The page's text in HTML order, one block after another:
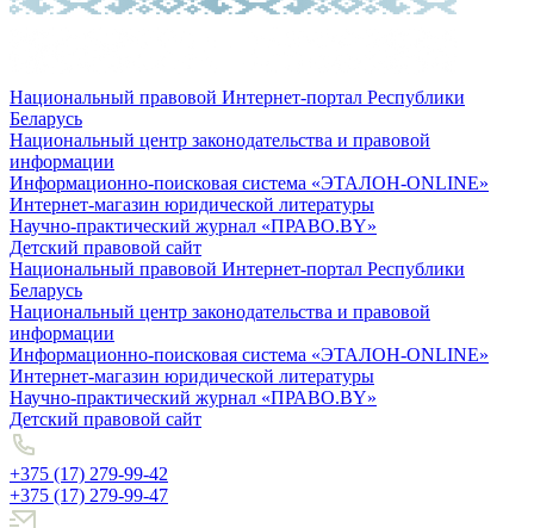
Национальный правовой Интернет-портал Республики
Беларусь
Национальный центр законодательства и правовой
информации
Информационно-поисковая система «ЭТАЛОН-ONLINE»
Интернет-магазин юридической литературы
Научно-практический журнал «ПРАВО.BY»
Детский правовой сайт
Национальный правовой Интернет-портал Республики
Беларусь
Национальный центр законодательства и правовой
информации
Информационно-поисковая система «ЭТАЛОН-ONLINE»
Интернет-магазин юридической литературы
Научно-практический журнал «ПРАВО.BY»
Детский правовой сайт
+375 (17) 279-99-42
+375 (17) 279-99-47